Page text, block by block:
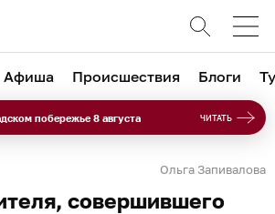
Афиша Происшествия Блоги
побережье 8 августа ЧИТАТЬ
Ольга Запивалова
совершившего